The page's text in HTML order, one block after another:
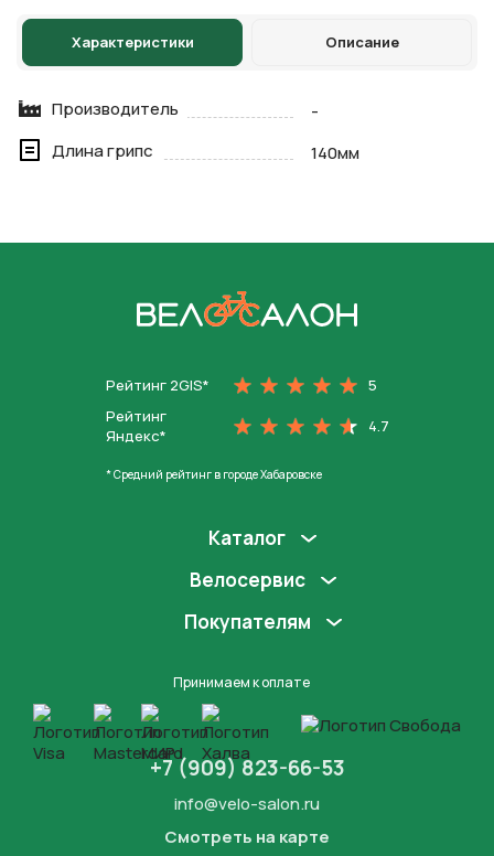
Характеристики Описание
Производитель
-
Длина грипс
140мм
Рейтинг 2GIS*
5
Рейтинг
Яндекс*
4.7
* Средний рейтинг в городе Хабаровске
Каталог
Велосервис
Покупателям
Принимаем к оплате
+7 (909) 823-66-53
info@velo-salon.ru
Смотреть на карте